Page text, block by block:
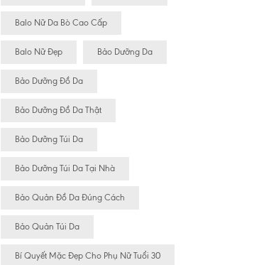
Balo Nữ Da Bò Cao Cấp
Balo Nữ Đẹp Bảo Dưỡng Da
Bảo Dưỡng Đồ Da
Bảo Dưỡng Đồ Da Thật
Bảo Dưỡng Túi Da
Bảo Dưỡng Túi Da Tại Nhà
Bảo Quản Đồ Da Đúng Cách
Bảo Quản Túi Da
Bí Quyết Mặc Đẹp Cho Phụ Nữ Tuổi 30